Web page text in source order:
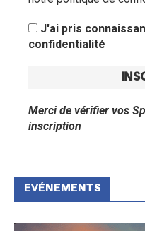
J'ai pris
confidentialité
Merci de vérifier vos
inscription
EVÉNEMENTS